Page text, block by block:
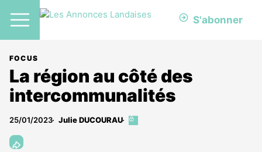
S'abonner
FOCUS
La région au côté des
intercommunalités
25/01/2023 Julie DUCOURAU
Cet